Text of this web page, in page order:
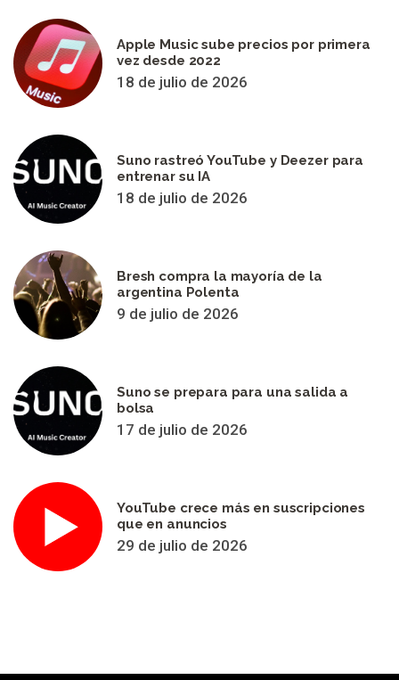
Apple Music sube precios por primera
vez desde 2022
18 de julio de 2026
Suno rastreó YouTube y Deezer para
entrenar su IA
18 de julio de 2026
Bresh compra la mayoría de la
argentina Polenta
9 de julio de 2026
Suno se prepara para una salida a
bolsa
17 de julio de 2026
YouTube crece más en suscripciones
que en anuncios
29 de julio de 2026